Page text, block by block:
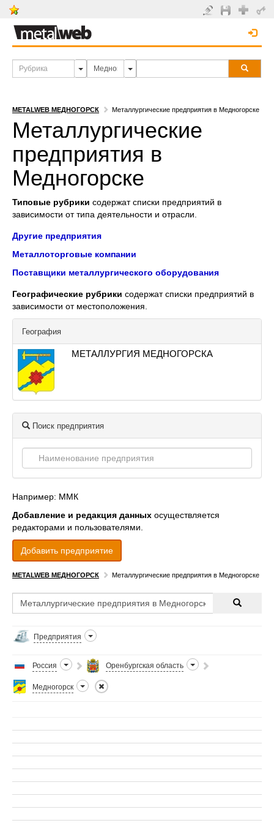
METALWEB МЕДНОГОРСК Металлургические предприятия в Медногорске
Металлургические
предприятия в
Медногорске
Типовые рубрики содержат списки предприятий в
зависимости от типа деятельности и отрасли.
Другие предприятия
Металлоторговые компании
Поставщики металлургического оборудования
Географические рубрики содержат списки предприятий в
зависимости от местоположения.
География
МЕТАЛЛУРГИЯ МЕДНОГОРСКА
Поиск предприятия
Например: ММК
Добавление и редакция данных осуществляется
редакторами и пользователями.
Добавить предприятие
METALWEB МЕДНОГОРСК Металлургические предприятия в Медногорске
Предприятия
Россия Оренбургская область
Медногорск